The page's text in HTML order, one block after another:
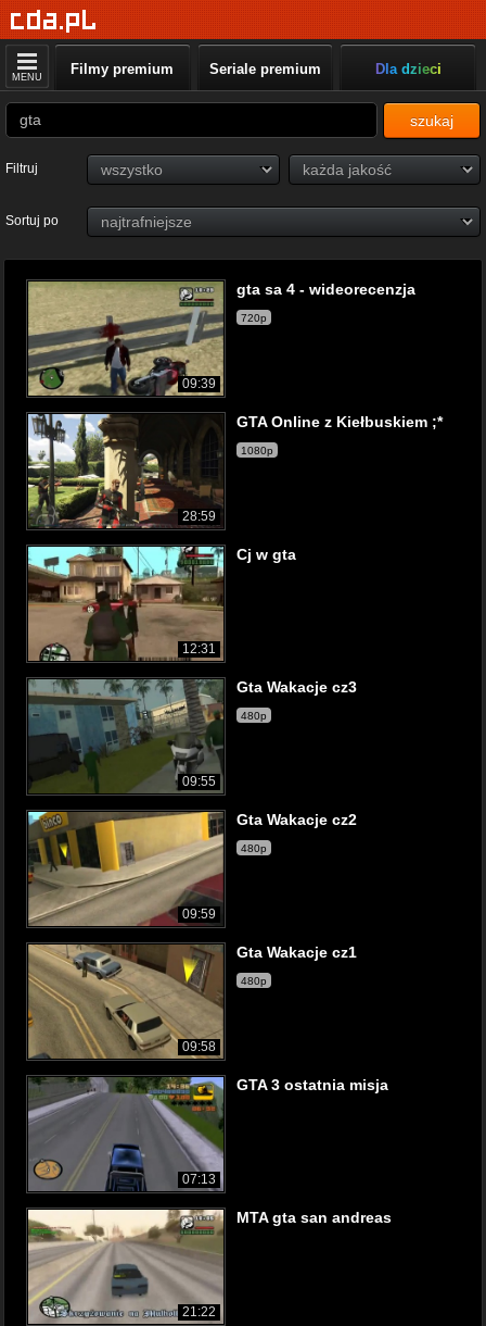
MENU Filmy premium Seriale premium Dla dzieci
szukaj
Filtruj
Sortuj po
09:39
gta sa 4 - wideorecenzja
720p
28:59
GTA Online z Kiełbuskiem ;*
1080p
12:31
Cj w gta
09:55
Gta Wakacje cz3
480p
09:59
Gta Wakacje cz2
480p
09:58
Gta Wakacje cz1
480p
07:13
GTA 3 ostatnia misja
21:22
MTA gta san andreas